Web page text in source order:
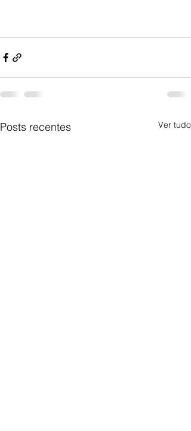
Posts recentes Ver tudo